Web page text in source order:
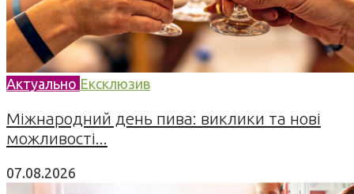
Актуально Ексклюзив
Міжнародний день пива: виклики та нові
можливості...
07.08.2026